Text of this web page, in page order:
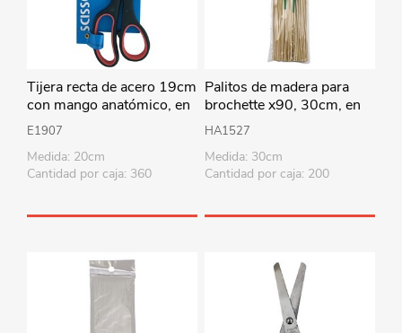
Tijera recta de acero 19cm
con mango anatómico, en
cartón
E1907
Medida: 20cm
Cantidad por caja: 360
Palitos de madera para
brochette x90, 30cm, en
bolsa
HA1527
Medida: 30cm
Cantidad por caja: 200